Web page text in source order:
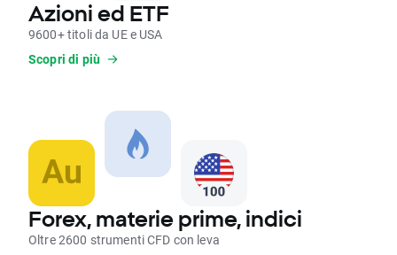
Azioni ed ETF
9600+ titoli da UE e USA
Scopri di più
Forex, materie prime, indici
Oltre 2600 strumenti CFD con leva